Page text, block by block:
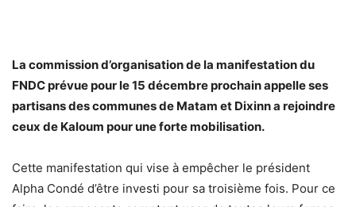
La commission d’organisation de la manifestation du
FNDC prévue pour le 15 décembre prochain appelle ses
partisans des communes de Matam et Dixinn a rejoindre
ceux de Kaloum pour une forte mobilisation.
Cette manifestation qui vise à empêcher le président
Alpha Condé d’être investi pour sa troisième fois. Pour ce